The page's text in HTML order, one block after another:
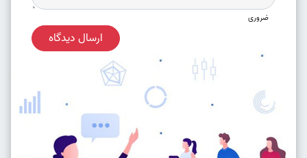
ضروری
ارسال دیدگاه